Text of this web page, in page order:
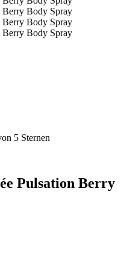
5 Sternen
Pulsation Berry